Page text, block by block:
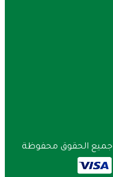
جميع الحقوق محفوظة